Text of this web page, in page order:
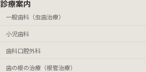
診療案内
一般歯科（虫歯治療）
小児歯科
歯科口腔外科
歯の根の治療（根管治療）